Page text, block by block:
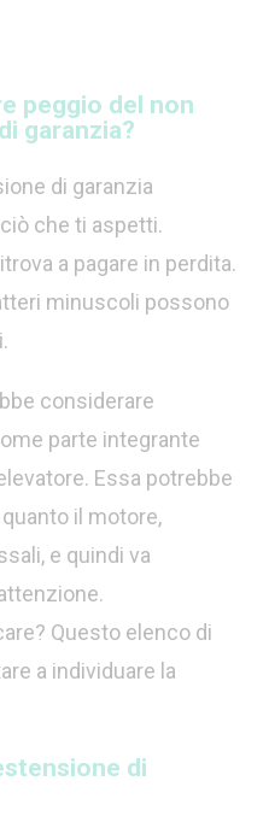
peggio del non
garanzia?
di garanzia
che ti aspetti.
a pagare in perdita.
minuscoli possono
considerare
parte integrante
Essa potrebbe
il motore,
e quindi va
Questo elenco di
a individuare la
di